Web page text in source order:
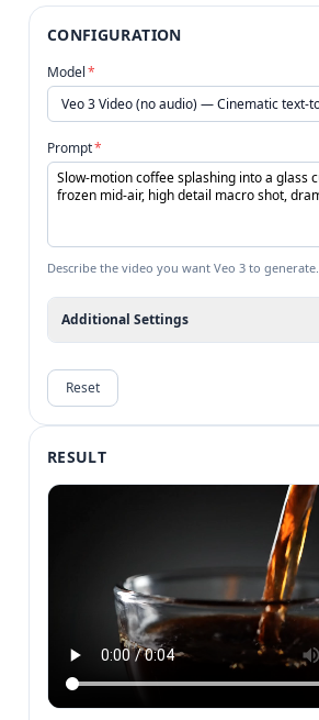
CONFIGURATION
Model*
Prompt*
Describe the video you want Veo 3 to generate.
Additional Settings
Reset
RESULT